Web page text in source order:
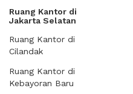
Ruang Kantor di
Jakarta Selatan
Ruang Kantor di
Cilandak
Ruang Kantor di
Kebayoran Baru